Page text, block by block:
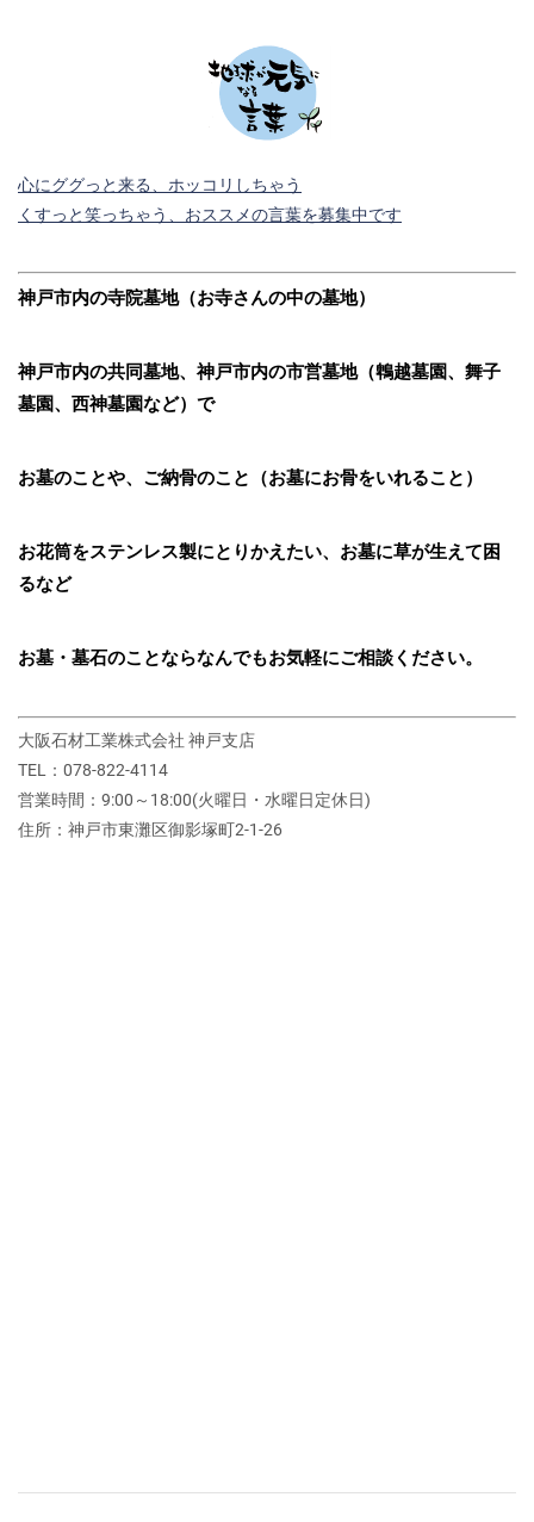
心にググっと来る、ホッコリしちゃう
くすっと笑っちゃう、おススメの言葉を募集中です
神戸市内の寺院墓地（お寺さんの中の墓地）
神戸市内の共同墓地、神戸市内の市営墓地（鵯越墓園、舞子
墓園、西神墓園など）で
お墓のことや、ご納骨のこと（お墓にお骨をいれること）
お花筒をステンレス製にとりかえたい、お墓に草が生えて困
るなど
お墓・墓石のことならなんでもお気軽にご相談ください。
大阪石材工業株式会社 神戸支店
TEL：078-822-4114
営業時間：9:00～18:00(火曜日・水曜日定休日)
住所：神戸市東灘区御影塚町2‐1‐26